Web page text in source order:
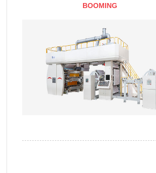
BOOMING